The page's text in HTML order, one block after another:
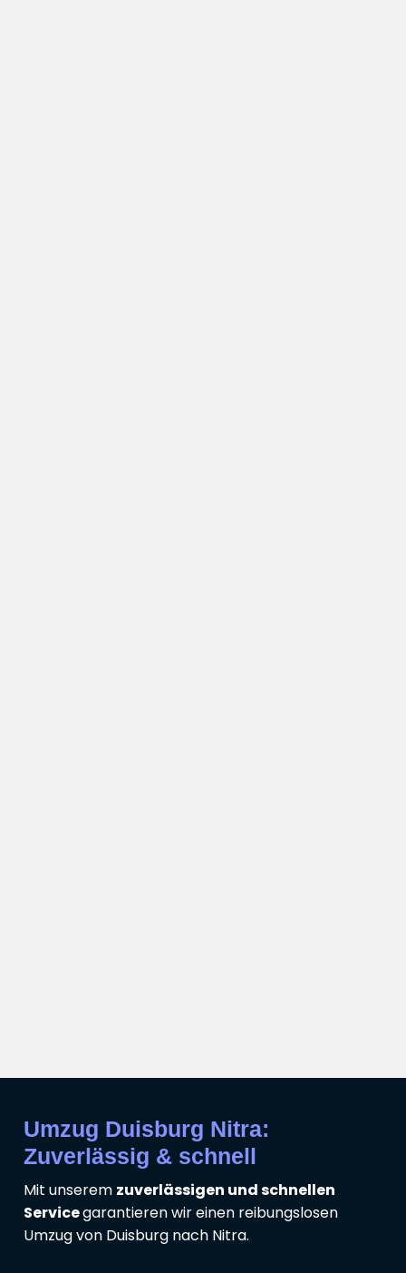
Umzug Duisburg Nitra:
Zuverlässig & schnell
Mit unserem zuverlässigen und schnellen
Servicegarantieren wir einen reibungslosen
Umzug von Duisburg nach Nitra.